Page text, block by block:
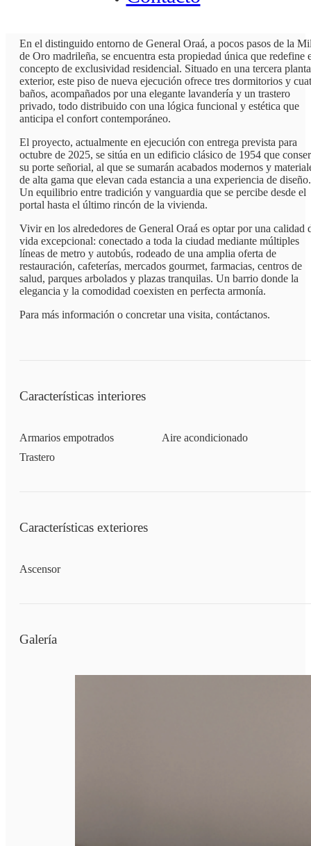
En el distinguido entorno de General Oraá, a pocos pasos de la
de Oro madrileña, se encuentra esta propiedad única que redefine
concepto de exclusividad residencial. Situado en una tercera planta
exterior, este piso de nueva ejecución ofrece tres dormitorios y
baños, acompañados por una elegante lavandería y un trastero
privado, todo distribuido con una lógica funcional y estética que
anticipa el confort contemporáneo.
El proyecto, actualmente en ejecución con entrega prevista para
octubre de 2025, se sitúa en un edificio clásico de 1954 que
su porte señorial, al que se sumarán acabados modernos y
de alta gama que elevan cada estancia a una experiencia de diseño.
Un equilibrio entre tradición y vanguardia que se percibe desde el
portal hasta el último rincón de la vivienda.
Vivir en los alrededores de General Oraá es optar por una calidad
vida excepcional: conectado a toda la ciudad mediante múltiples
líneas de metro y autobús, rodeado de una amplia oferta de
restauración, cafeterías, mercados gourmet, farmacias, centros de
salud, parques arbolados y plazas tranquilas. Un barrio donde la
elegancia y la comodidad coexisten en perfecta armonía.
Para más información o concretar una visita, contáctanos.
Características interiores
Armarios empotrados
Aire acondicionado
Trastero
Características exteriores
Ascensor
Galería